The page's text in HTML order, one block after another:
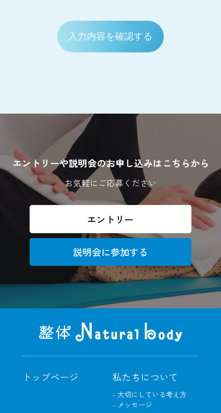
エントリーや説明会のお申し込みはこちらから
お気軽にご応募ください
エントリー
説明会に参加する
トップページ 私たちについて
- 大切にしている考え方
- メッセージ